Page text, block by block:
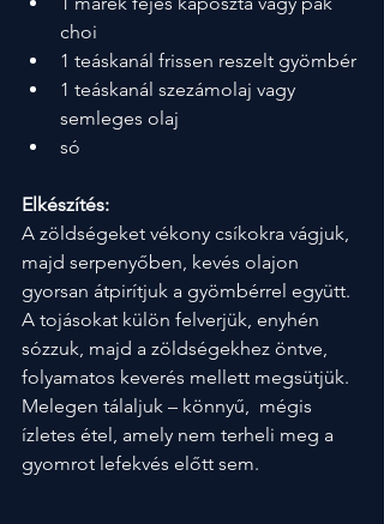
choi
1 teáskanál frissen reszelt gyömbér
1 teáskanál szezámolaj vagy
semleges olaj
só
Elkészítés:
A zöldségeket vékony csíkokra vágjuk,
majd serpenyőben, kevés olajon
gyorsan átpirítjuk a gyömbérrel együtt.
A tojásokat külön felverjük, enyhén
sózzuk, majd a zöldségekhez öntve,
folyamatos keverés mellett megsütjük.
Melegen tálaljuk – könnyű,  mégis
ízletes étel, amely nem terheli meg a
gyomrot lefekvés előtt sem.